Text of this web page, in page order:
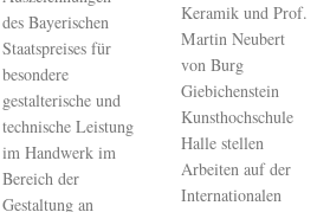
des Bayerischen
Staatspreises für
besondere
gestalterische und
technische Leistung
im Handwerk im
Bereich der
Gestaltung an
Keramik und Prof.
Martin Neubert
von Burg
Giebichenstein
Kunsthochschule
Halle stellen
Arbeiten auf der
Internationalen